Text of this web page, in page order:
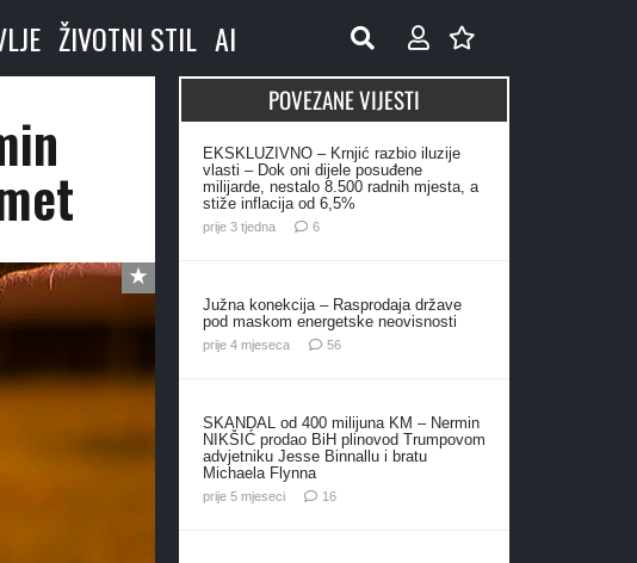
ŽIVOTNI STIL AI
POVEZANE VIJESTI
EKSKLUZIVNO – Krnjić razbio iluzije
vlasti – Dok oni dijele posuđene
milijarde, nestalo 8.500 radnih mjesta, a
stiže inflacija od 6,5%
prije 3 tjedna 6komentara
Južna konekcija – Rasprodaja države
pod maskom energetske neovisnosti
prije 4 mjeseca 56komentara
SKANDAL od 400 milijuna KM – Nermin
NIKŠIĆ prodao BiH plinovod Trumpovom
advjetniku Jesse Binnallu i bratu
Michaela Flynna
prije 5 mjeseci 16komentara